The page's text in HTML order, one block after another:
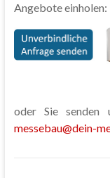
Angebote einholen:
oder Sie senden
messebau@dein-